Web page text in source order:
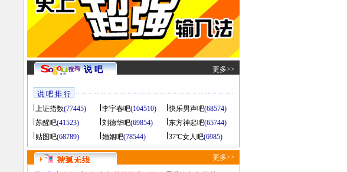
说 吧 更多>>
说 吧 排 行
上证指数(77445) 李宇春吧(104510) 快乐男声吧(68574)
苏醒吧(41523) 刘德华吧(69854) 东方神起吧(65744)
贴图吧(68789) 婚姻吧(78544) 37℃女人吧(6985)
更多>>